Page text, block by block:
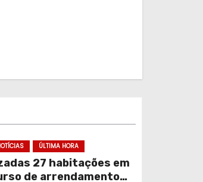
ÚLTIMA HORA
27 habitações em
de arrendamento